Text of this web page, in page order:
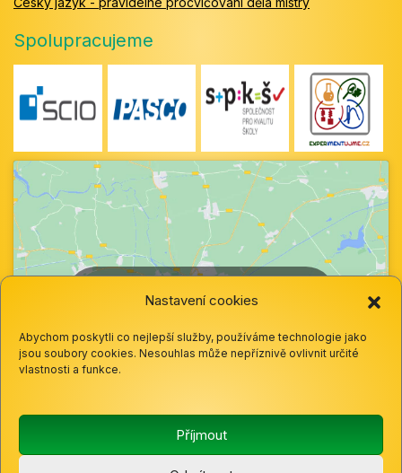
Nastavení cookies
Abychom poskytli co nejlepší služby, používáme technologie jako
jsou soubory cookies. Nesouhlas může nepříznivě ovlivnit určité
vlastnosti a funkce.
Příjmout
Spolupracujeme
cookie a povolte tento obsah